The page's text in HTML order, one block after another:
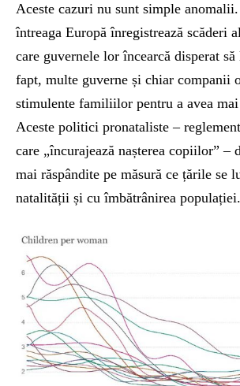
Aceste cazuri nu sunt simple
întreaga Europă înregistrează scăderi
care guvernele lor încearcă disperat
fapt, multe guverne și chiar companii
stimulente familiilor pentru a avea
Aceste politici pronataliste –
care „încurajează nașterea copiilor” –
mai răspândite pe măsură ce țările se
natalității și cu îmbătrânirea populației.